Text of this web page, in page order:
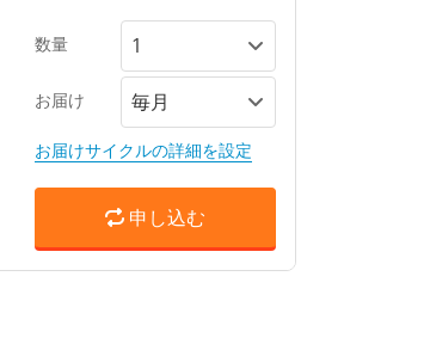
数量
お届け
お届けサイクルの詳細を設定
申し込む